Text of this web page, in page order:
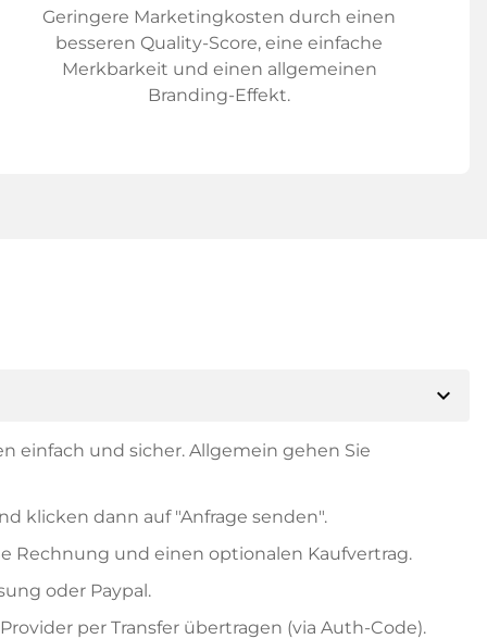
Geringere Marketingkosten durch einen
besseren Quality-Score, eine einfache
Merkbarkeit und einen allgemeinen
Branding-Effekt.
expand_more
einfach und sicher. Allgemein gehen Sie
klicken dann auf "Anfrage senden".
Rechnung und einen optionalen Kaufvertrag.
oder Paypal.
per Transfer übertragen (via Auth-Code).